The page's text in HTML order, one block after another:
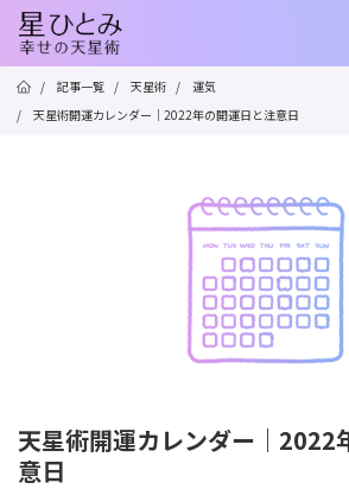
/ 記事一覧 / 天星術 /
運気
/
天星術開運カレンダー｜2022年の開運日と注意日
天星術開運カレンダー｜2022
意日